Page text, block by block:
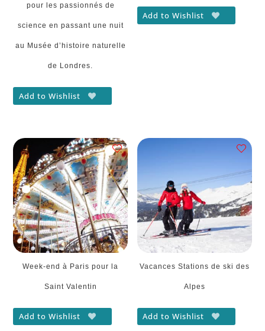
pour les passionnés de
science en passant une nuit
au Musée d’histoire naturelle
de Londres.
Add to Wishlist
Add to Wishlist
Week-end à Paris pour la
Saint Valentin
Add to Wishlist
Vacances Stations de ski des
Alpes
Add to Wishlist